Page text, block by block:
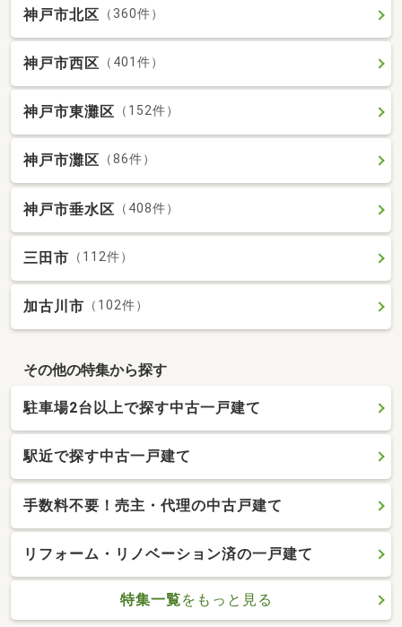
神戸市北区 （360件）
神戸市西区 （401件）
神戸市東灘区 （152件）
神戸市灘区 （86件）
神戸市垂水区 （408件）
三田市 （112件）
加古川市 （102件）
その他の特集から探す
駐車場2台以上で探す中古一戸建て
駅近で探す中古一戸建て
手数料不要！売主・代理の中古戸建て
リフォーム・リノベーション済の一戸建て
特集一覧をもっと見る